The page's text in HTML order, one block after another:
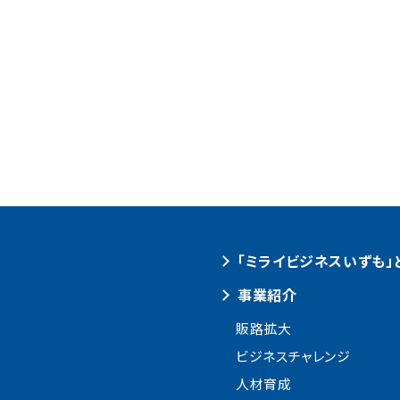
「ミライビジネスいずも」
事業紹介
販路拡大
ビジネスチャレンジ
人材育成